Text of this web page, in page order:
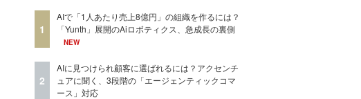
1
AIで「1人あたり売上8億円」の組織を作るには？
「Yunth」展開のAiロボティクス、急成長の裏側
NEW
2
AIに見つけられ顧客に選ばれるには？アクセンチ
ュアに聞く、3段階の「エージェンティックコマ
ース」対応